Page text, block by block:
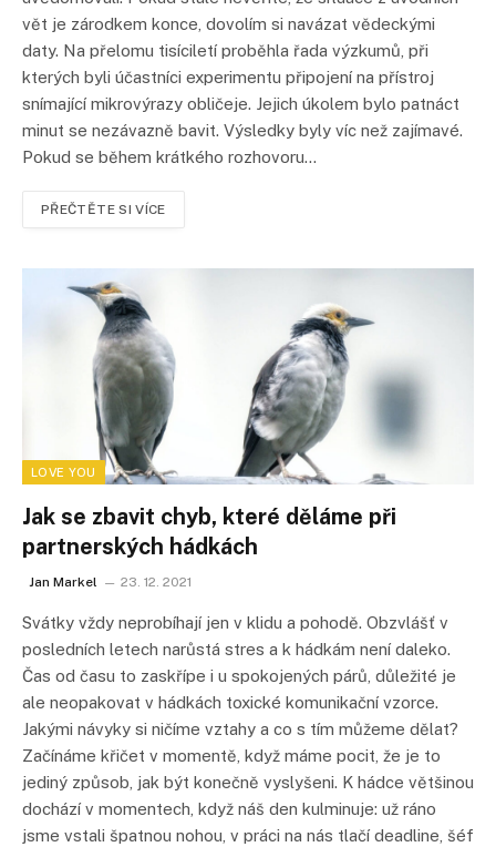
vět je zárodkem konce, dovolím si navázat vědeckými
daty. Na přelomu tisíciletí proběhla řada výzkumů, při
kterých byli účastníci experimentu připojení na přístroj
snímající mikrovýrazy obličeje. Jejich úkolem bylo patnáct
minut se nezávazně bavit. Výsledky byly víc než zajímavé.
Pokud se během krátkého rozhovoru…
PŘEČTĚTE SI VÍCE
LOVE YOU
Jak se zbavit chyb, které děláme při
partnerských hádkách
Jan Markel 23. 12. 2021
Svátky vždy neprobíhají jen v klidu a pohodě. Obzvlášť v
posledních letech narůstá stres a k hádkám není daleko.
Čas od času to zaskřípe i u spokojených párů, důležité je
ale neopakovat v hádkách toxické komunikační vzorce.
Jakými návyky si ničíme vztahy a co s tím můžeme dělat?
Začínáme křičet v momentě, když máme pocit, že je to
jediný způsob, jak být konečně vyslyšeni. K hádce většinou
dochází v momentech, když náš den kulminuje: už ráno
jsme vstali špatnou nohou, v práci na nás tlačí deadline, šéf